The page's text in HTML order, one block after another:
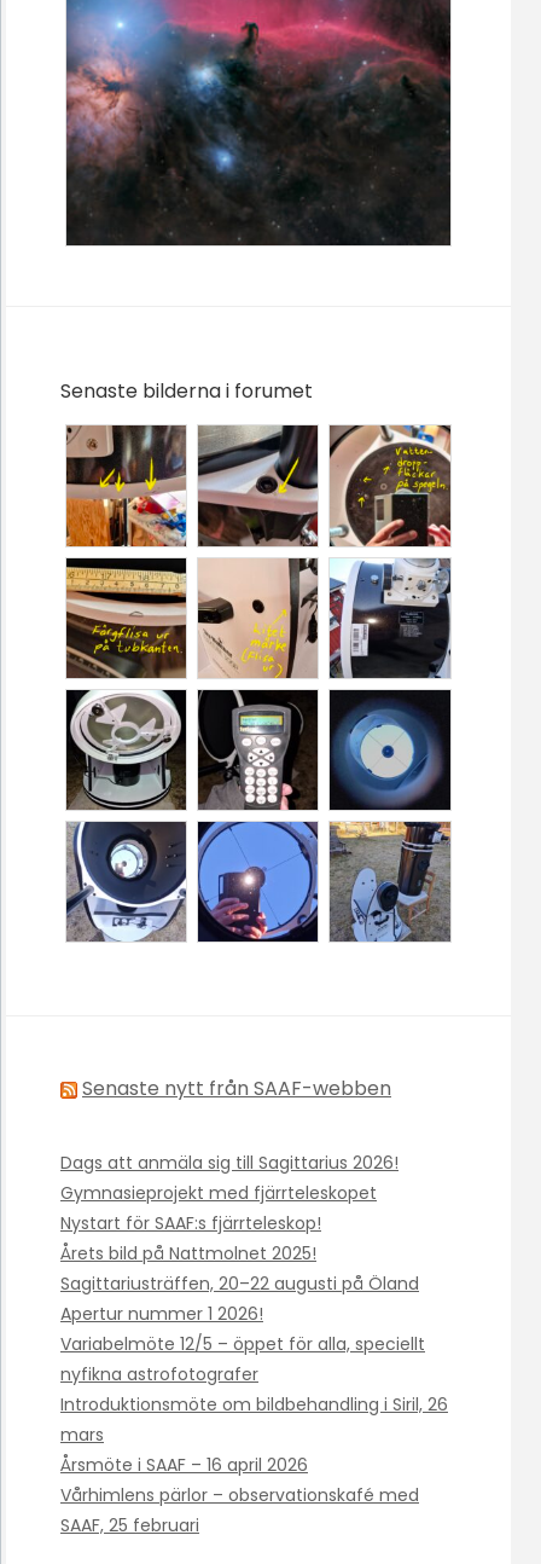
Senaste bilderna i forumet
Senaste nytt från SAAF-webben
Dags att anmäla sig till Sagittarius 2026!
Gymnasieprojekt med fjärrteleskopet
Nystart för SAAF:s fjärrteleskop!
Årets bild på Nattmolnet 2025!
Sagittariusträffen, 20–22 augusti på Öland
Apertur nummer 1 2026!
Variabelmöte 12/5 – öppet för alla, speciellt
nyfikna astrofotografer
Introduktionsmöte om bildbehandling i Siril, 26
mars
Årsmöte i SAAF – 16 april 2026
Vårhimlens pärlor – observationskafé med
SAAF, 25 februari